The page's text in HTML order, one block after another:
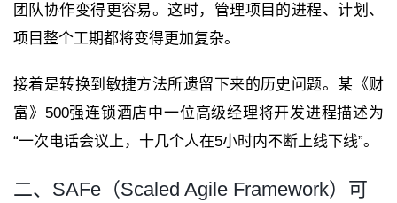
团队协作变得更容易。这时，管理项目的进程、计划、
项目整个工期都将变得更加复杂。
接着是转换到敏捷方法所遗留下来的历史问题。某《财
富》500强连锁酒店中一位高级经理将开发进程描述为
“一次电话会议上，十几个人在5小时内不断上线下线”。
二、SAFe（Scaled Agile Framework）可